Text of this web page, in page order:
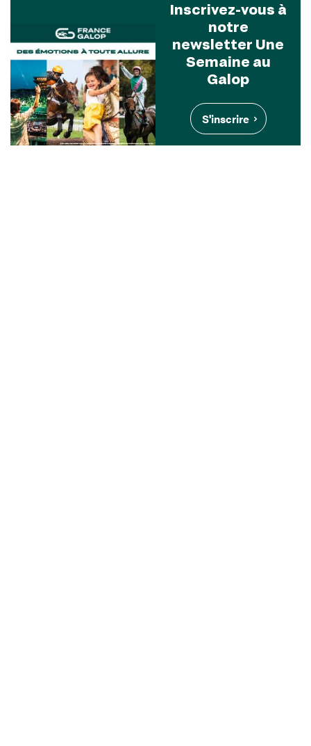
Inscrivez-vous à
notre
newsletter Une
Semaine au
Galop
S'inscrire